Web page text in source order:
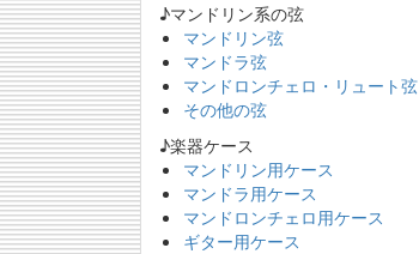
♪マンドリン系の弦
マンドリン弦
マンドラ弦
マンドロンチェロ・リュート弦
その他の弦
♪楽器ケース
マンドリン用ケース
マンドラ用ケース
マンドロンチェロ用ケース
ギター用ケース